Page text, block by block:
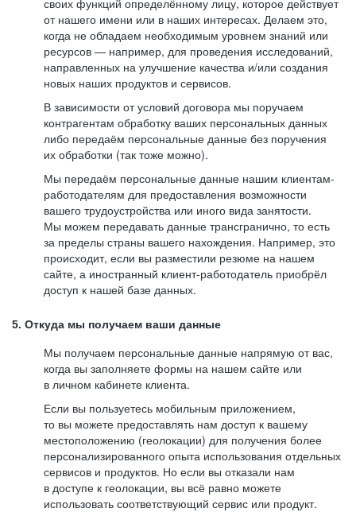
своих функций определённому лицу, которое действует
от нашего имени или в наших интересах. Делаем это,
когда не обладаем необходимым уровнем знаний или
ресурсов — например, для проведения исследований,
направленных на улучшение качества и/или создания
новых наших продуктов и сервисов.
В зависимости от условий договора мы поручаем
контрагентам обработку ваших персональных данных
либо передаём персональные данные без поручения
их обработки (так тоже можно).
Мы передаём персональные данные нашим клиентам-
работодателям для предоставления возможности
вашего трудоустройства или иного вида занятости.
Мы можем передавать данные трансгранично, то есть
за пределы страны вашего нахождения. Например, это
происходит, если вы разместили резюме на нашем
сайте, а иностранный клиент-работодатель приобрёл
доступ к нашей базе данных.
5. Откуда мы получаем ваши данные
Мы получаем персональные данные напрямую от вас,
когда вы заполняете формы на нашем сайте или
в личном кабинете клиента.
Если вы пользуетесь мобильным приложением,
то вы можете предоставлять нам доступ к вашему
местоположению (геолокации) для получения более
персонализированного опыта использования отдельных
сервисов и продуктов. Но если вы отказали нам
в доступе к геолокации, вы всё равно можете
использовать соответствующий сервис или продукт.